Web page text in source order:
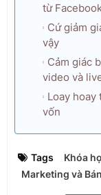
từ
Cứ giảm
vậy
Cảm giác
video và
Loay hoay
vốn
Tags
Khóa
Marketing và